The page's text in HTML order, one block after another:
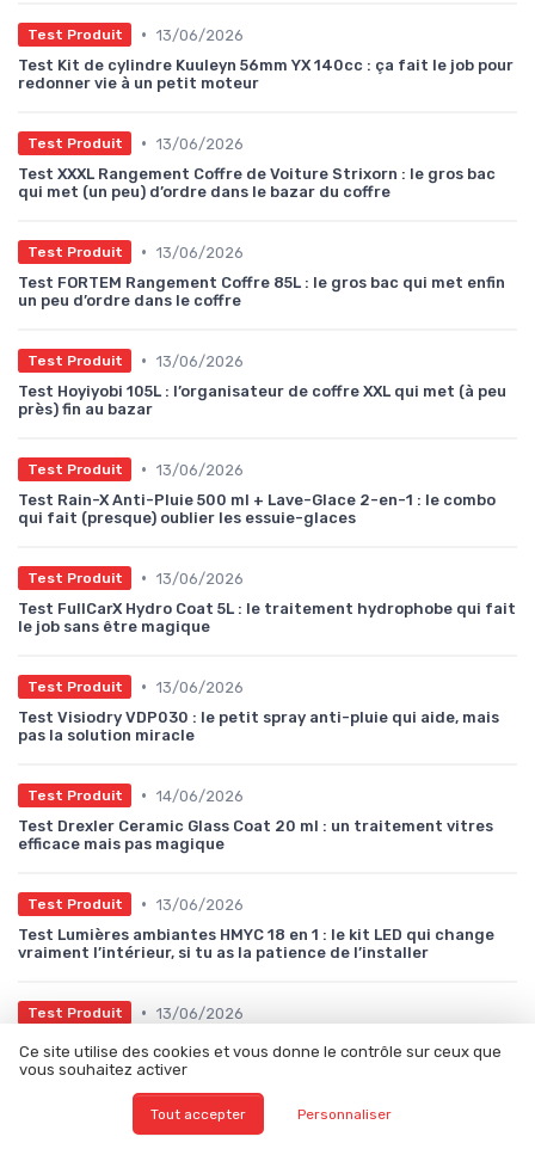
Test Produit • 13/06/2026
Test Kit de cylindre Kuuleyn 56mm YX 140cc : ça fait le job pour
redonner vie à un petit moteur
Test Produit • 13/06/2026
Test XXXL Rangement Coffre de Voiture Strixorn : le gros bac
qui met (un peu) d’ordre dans le bazar du coffre
Test Produit • 13/06/2026
Test FORTEM Rangement Coffre 85L : le gros bac qui met enfin
un peu d’ordre dans le coffre
Test Produit • 13/06/2026
Test Hoyiyobi 105L : l’organisateur de coffre XXL qui met (à peu
près) fin au bazar
Test Produit • 13/06/2026
Test Rain-X Anti-Pluie 500 ml + Lave-Glace 2-en-1 : le combo
qui fait (presque) oublier les essuie-glaces
Test Produit • 13/06/2026
Test FullCarX Hydro Coat 5L : le traitement hydrophobe qui fait
le job sans être magique
Test Produit • 13/06/2026
Test Visiodry VDP030 : le petit spray anti-pluie qui aide, mais
pas la solution miracle
Test Produit • 14/06/2026
Test Drexler Ceramic Glass Coat 20 ml : un traitement vitres
efficace mais pas magique
Test Produit • 13/06/2026
Test Lumières ambiantes HMYC 18 en 1 : le kit LED qui change
vraiment l’intérieur, si tu as la patience de l’installer
Test Produit • 13/06/2026
Test Bphuny 18-en-1 593 LED : le kit néon qui transforme
vraiment l’habitacle (si tu as la patience de l’installer)
13/06/2026
Ce site utilise des cookies et vous donne le contrôle sur ceux que
vous souhaitez activer
Tout accepter Personnaliser